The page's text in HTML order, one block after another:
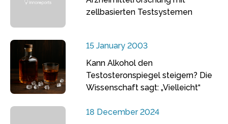
zellbasierten Testsystemen
15 January 2003
Kann Alkohol den
Testosteronspiegel steigern? Die
Wissenschaft sagt: „Vielleicht“
18 December 2024